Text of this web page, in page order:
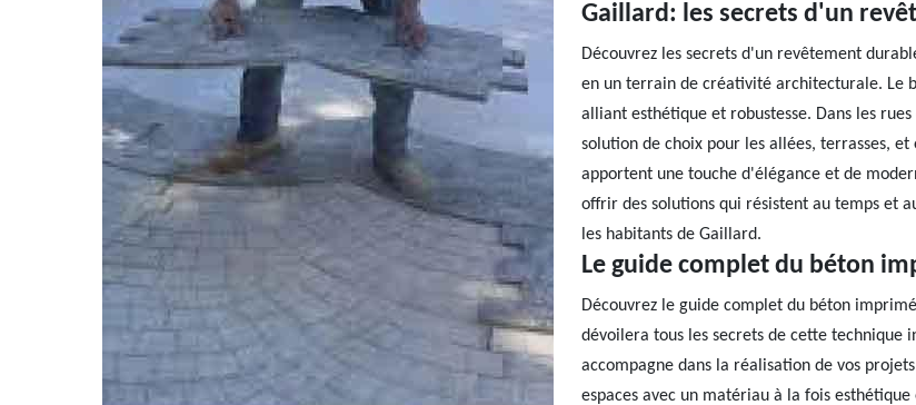
Gaillard: les secrets d'un
Découvrez les secrets d'un revêtement
en un terrain de créativité architecturale. Le
alliant esthétique et robustesse. Dans les
solution de choix pour les allées, terrasses,
apportent une touche d'élégance et de
offrir des solutions qui résistent au temps et
les habitants de Gaillard.
Le guide complet du béton
Découvrez le guide complet du béton
dévoilera tous les secrets de cette technique
accompagne dans la réalisation de vos
espaces avec un matériau à la fois